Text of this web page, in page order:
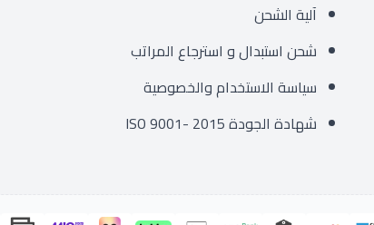
آلية الشحن
شحن استبدال و استرجاع المراتب
سياسة الاستخدام والخصوصية
شهادة الجودة ISO 9001- 2015